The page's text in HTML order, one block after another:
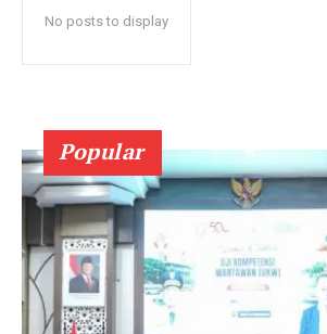
No posts to display
Popular